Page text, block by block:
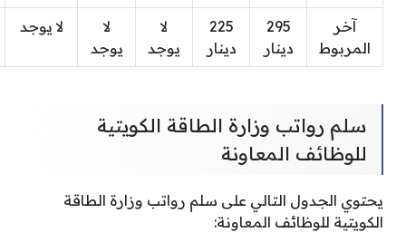
آخر
المربوط
295
دينار
225
دينار
لا
يوجد
لا
يوجد
لا يوجد
سلم رواتب وزارة الطاقة الكويتية
للوظائف المعاونة
يحتوي الجدول التالي على سلم رواتب وزارة الطاقة
الكويتية للوظائف المعاونة: